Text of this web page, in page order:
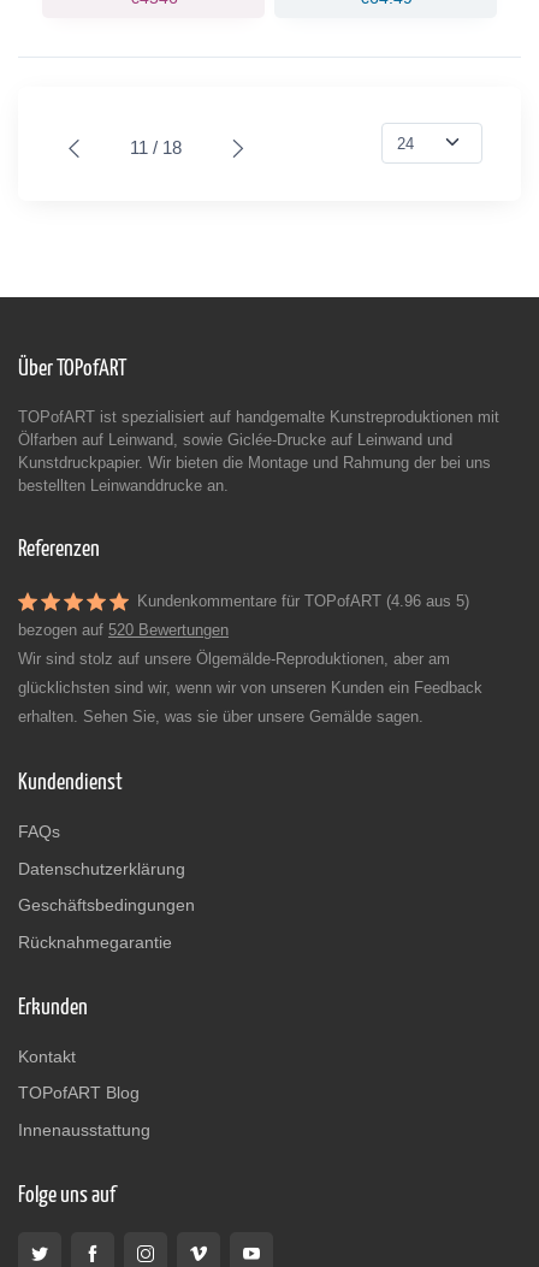
11 / 18
Über TOPofART
TOPofART ist spezialisiert auf handgemalte Kunstreproduktionen mit
Ölfarben auf Leinwand, sowie Giclée-Drucke auf Leinwand und
Kunstdruckpapier. Wir bieten die Montage und Rahmung der bei uns
bestellten Leinwanddrucke an.
Referenzen
Kundenkommentare für TOPofART (4.96 aus 5)
bezogen auf 520 Bewertungen
Wir sind stolz auf unsere Ölgemälde-Reproduktionen, aber am
glücklichsten sind wir, wenn wir von unseren Kunden ein Feedback
erhalten. Sehen Sie, was sie über unsere Gemälde sagen.
Kundendienst
FAQs
Datenschutzerklärung
Geschäftsbedingungen
Rücknahmegarantie
Erkunden
Kontakt
TOPofART Blog
Innenausstattung
Folge uns auf